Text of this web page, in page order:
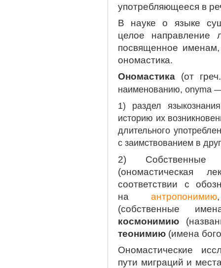
употребляющееся в
В науке о языке
целое направление
посвященное
ономастика.
Ономастика (от
наименованию, onyma
1) раздел
историю их
длительного
с заимствованием в
2) Собственные
(ономастическая
соответствии с
на антропонимию
(собственные
космонимию
теонимию (имена
Ономастические
пути миграций и